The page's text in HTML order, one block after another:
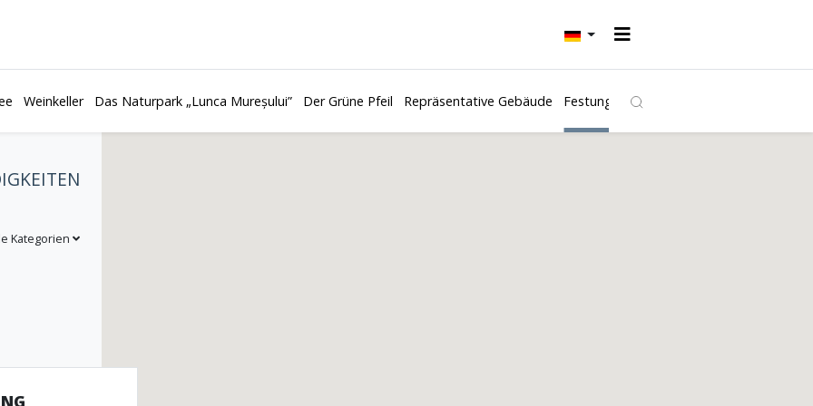
Weinkeller Das Naturpark „Lunca Mureșului” Der Grüne Pfeil Repräsentative Gebäude Festungen und Burgen
Kategorien